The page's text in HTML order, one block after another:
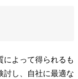
によって得られるも
討し、自社に最適な